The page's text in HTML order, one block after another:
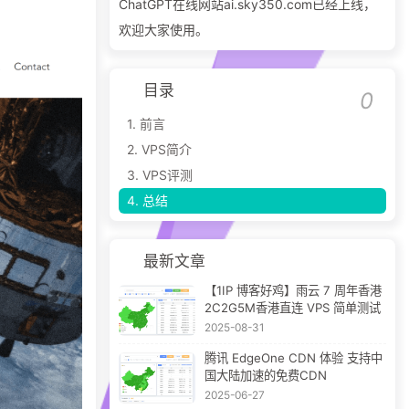
ChatGPT在线网站ai.sky350.com已经上线，
欢迎大家使用。
目录
1. 前言
2. VPS简介
3. VPS评测
4. 总结
最新文章
【1IP 博客好鸡】雨云 7 周年香港
2C2G5M香港直连 VPS 简单测试
2025-08-31
腾讯 EdgeOne CDN 体验 支持中
国大陆加速的免费CDN
2025-06-27